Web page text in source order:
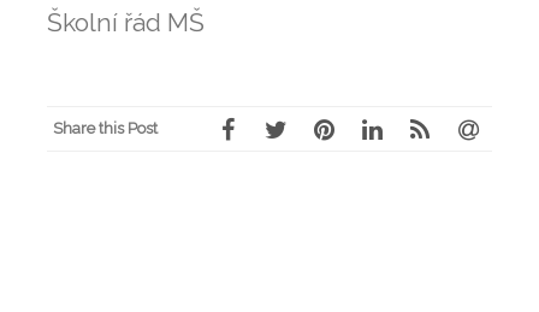
Školní řád MŠ
Share this Post